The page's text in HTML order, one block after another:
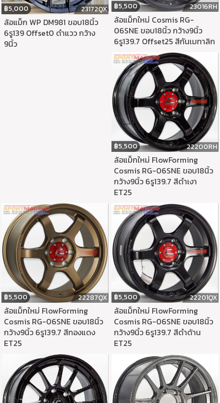
฿5,000 23172QX
ล้อแม็ก WP DM981 ขอบ18นิ้ว
6รู139 Offset0 ดำแวว กว้าง
9นิ้ว
฿5,500 23016RH
ล้อแม็กใหม่ Cosmis RG-
06SNE ขอบ18นิ้ว กว้าง9นิ้ว
6รู139.7 Offset25 สีกันเมทาลิก
฿5,500 22200RH
ล้อแม็กใหม่ FlowForming
Cosmis RG-06SNE ขอบ18นิ้ว
กว้าง9นิ้ว 6รู139.7 สีดำเงา
ET25
฿5,500 22287QX
ล้อแม็กใหม่ FlowForming
Cosmis RG-06SNE ขอบ18นิ้ว
กว้าง9นิ้ว 6รู139.7 สีทองแดง
ET25
฿5,500 22201QX
ล้อแม็กใหม่ FlowForming
Cosmis RG-06SNE ขอบ18นิ้ว
กว้าง9นิ้ว 6รู139.7 สีดำด้าน
ET25